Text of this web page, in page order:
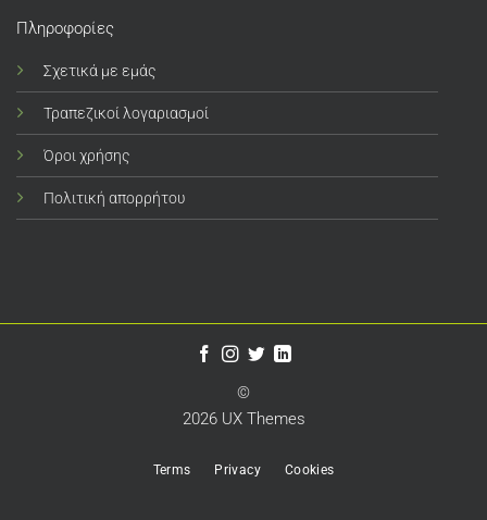
Πληροφορίες
Σχετικά με εμάς
Τραπεζικοί λογαριασμοί
Όροι χρήσης
Πολιτική απορρήτου
©
2026 UX Themes
Terms Privacy Cookies